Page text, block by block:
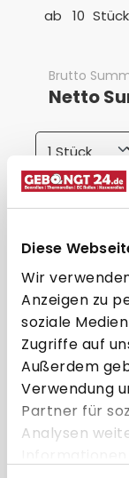
Diese
Wir
Anzeigen zu
soziale
Zugriffe auf
Außerdem
Verwendung
Partner für
Analysen
ab 10 Stück
Netto
Brutto
* Staffelpreise
Haben Sie
Besonders
Spezialgrößen
Andere
Jetzt
Artikel-Nr.: